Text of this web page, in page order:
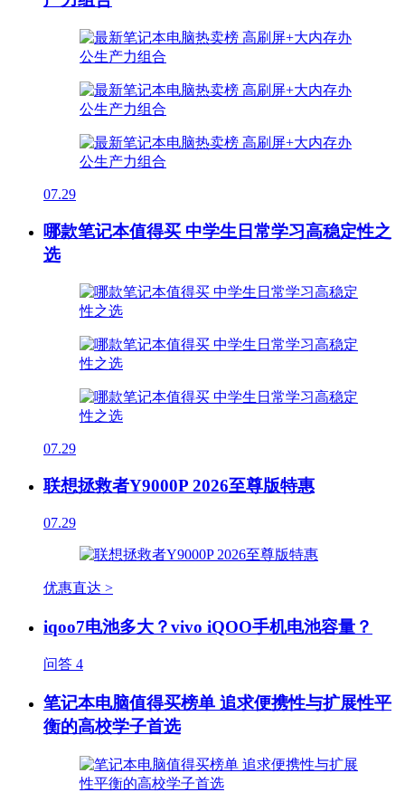
07.29
哪款笔记本值得买 中学生日常学习高稳定性之
选
07.29
联想拯救者Y9000P 2026至尊版特惠
07.29
优惠直达 >
iqoo7电池多大？vivo iQOO手机电池容量？
问答 4
笔记本电脑值得买榜单 追求便携性与扩展性平
衡的高校学子首选